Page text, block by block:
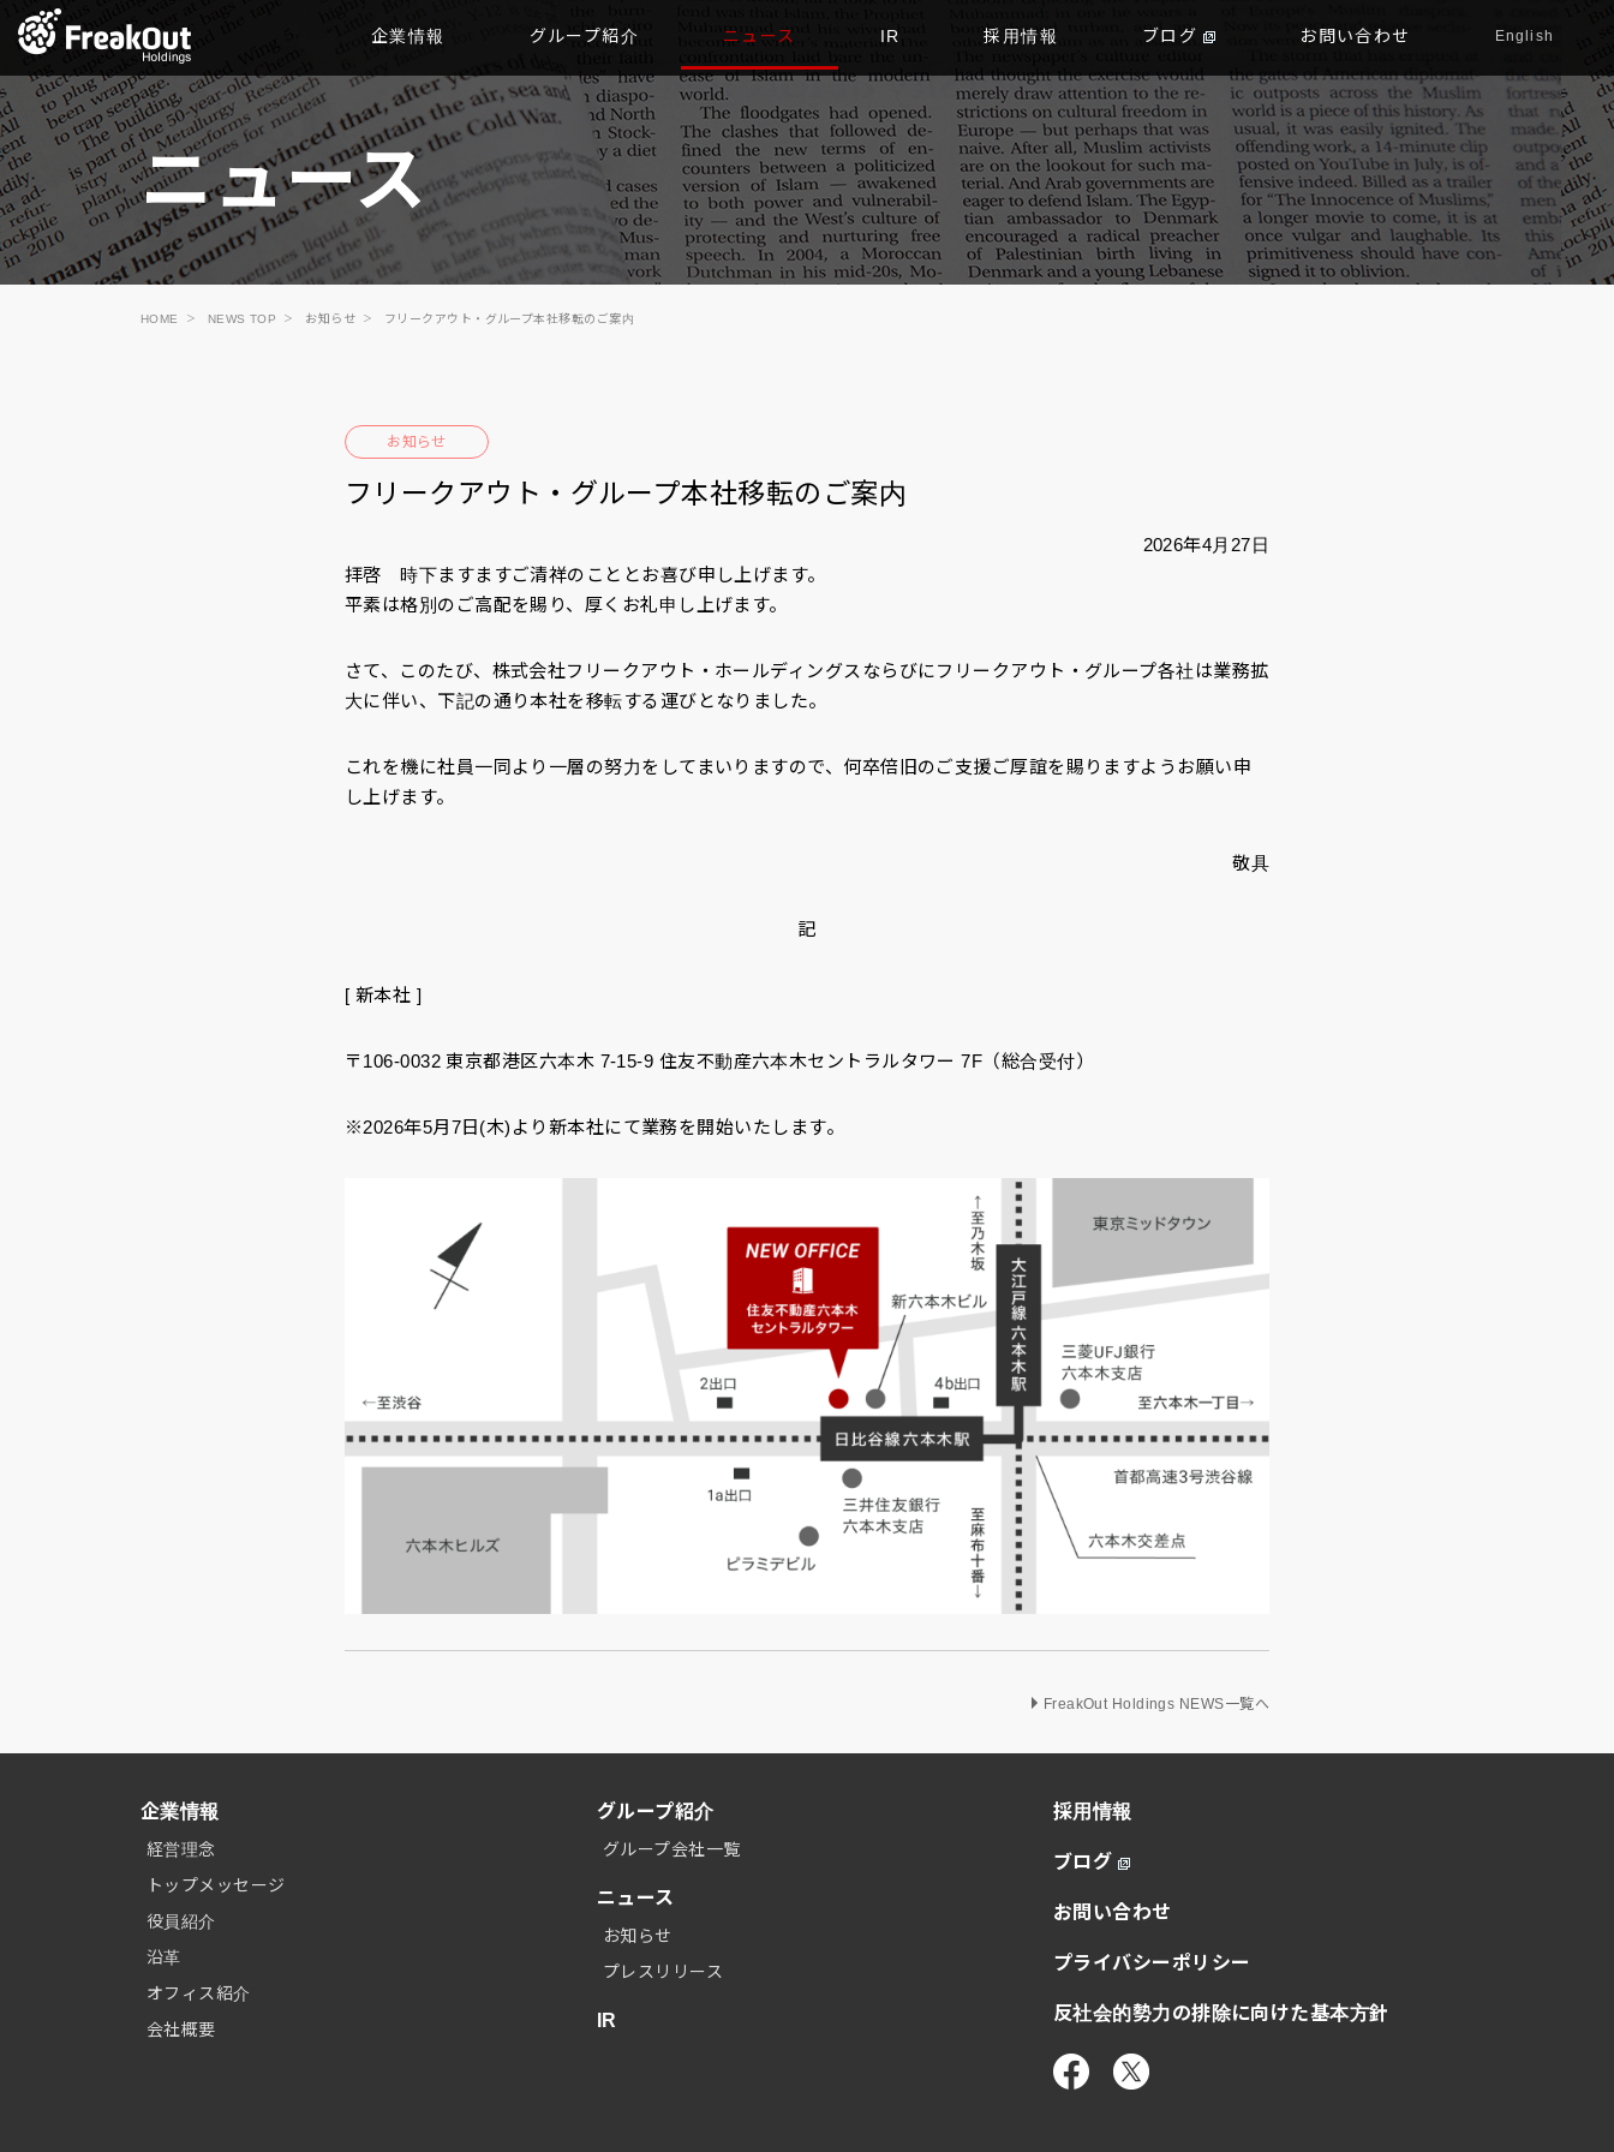
企業情報 グループ紹介 ニュース IR 採用情報 ブログ お問い合わせ English
ニュース
HOME NEWS TOP お知らせ フリークアウト・グループ本社移転のご案内
お知らせ
フリークアウト・グループ本社移転のご案内
2026年4月27日
拝啓 時下ますますご清祥のこととお喜び申し上げます。
平素は格別のご高配を賜り、厚くお礼申し上げます。
さて、このたび、株式会社フリークアウト・ホールディングスならびにフリークアウト・グループ各社は業務拡
大に伴い、下記の通り本社を移転する運びとなりました。
これを機に社員一同より一層の努力をしてまいりますので、何卒倍旧のご支援ご厚誼を賜りますようお願い申
し上げます。
敬具
記
[ 新本社 ]
〒106-0032 東京都港区六本木 7-15-9 住友不動産六本木セントラルタワー 7F（総合受付）
※2026年5月7日(木)より新本社にて業務を開始いたします。
FreakOut Holdings NEWS一覧へ
企業情報
経営理念
トップメッセージ
役員紹介
沿革
オフィス紹介
会社概要
グループ紹介
グループ会社一覧
ニュース
お知らせ
プレスリリース
IR
採用情報
ブログ
お問い合わせ
プライバシーポリシー
反社会的勢力の排除に向けた基本方針